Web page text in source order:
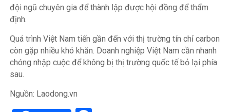
đội ngũ chuyên gia để thành lập được hội đồng để thẩm
định.
Quá trình Việt Nam tiến gần đến với thị trường tín chỉ carbon
còn gặp nhiều khó khăn. Doanh nghiệp Việt Nam cần nhanh
chóng nhập cuộc để không bị thị trường quốc tế bỏ lại phía
sau.
Nguồn: Laodong.vn